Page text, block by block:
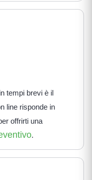
tempi brevi è il
line risponde in
offrirti una
.